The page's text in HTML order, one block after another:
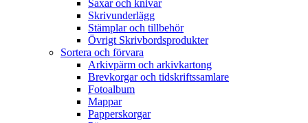
Saxar och knivar
Skrivunderlägg
Stämplar och tillbehör
Övrigt Skrivbordsprodukter
Sortera och förvara
Arkivpärm och arkivkartong
Brevkorgar och tidskriftssamlare
Fotoalbum
Mappar
Papperskorgar